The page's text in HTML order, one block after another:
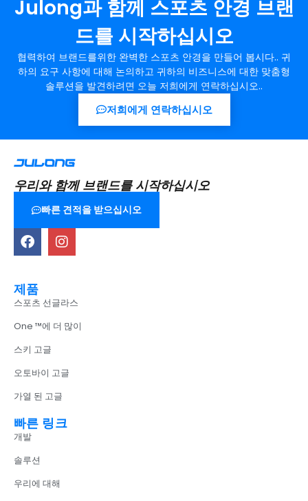
Julong과 함께 스포츠 안경 브랜
드를 시작하십시오
협력하여 브랜드를위한 완벽한 스포츠 안경을 만들어 봅시다.. 귀
하의 요구 사항에 대해 논의하고 귀하의 비즈니스에 대한 맞춤형
솔루션을 발견하려면 오늘 저희에게 연락하십시오..
저희에게 연락하십시오
우리와 함께 브랜드를 시작하십시오
빠른 견적을 받으십시오
제품
스포츠 선글라스
One ™에 더 많이
스키 고글
오토바이 고글
가열 된 고글
빠른 링크
개발
솔루션
우리에 대해